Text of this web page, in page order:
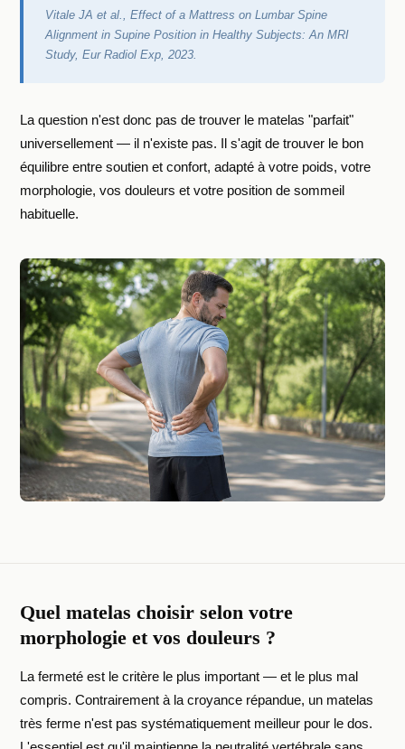
Vitale JA et al.,Effect of a Mattress on Lumbar Spine
Alignment in Supine Position in Healthy Subjects: An MRI
Study, Eur Radiol Exp, 2023.
La question n'est donc pas de trouver le matelas "parfait"
universellement — il n'existe pas. Il s'agit de trouver le bon
équilibre entre soutien et confort, adapté à votre poids, votre
morphologie, vos douleurs et votre position de sommeil
habituelle.
Quel matelas choisir selon votre
morphologie et vos douleurs ?
La fermeté est le critère le plus important — et le plus mal
compris. Contrairement à la croyance répandue, un matelas
très ferme n'est pas systématiquement meilleur pour le dos.